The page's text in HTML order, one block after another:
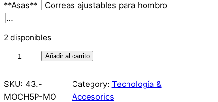
**Asas** | Correas ajustables para hombro
|…
2 disponibles
c
h
Añadir al carrito
SKU: 43.-
MOCH5P-MO
Category: Tecnología &
Accesorios